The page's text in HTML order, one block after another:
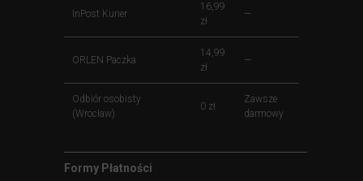
InPost Kurier
16,99
zł
—
ORLEN Paczka
14,99
zł
—
Odbiór osobisty
(Wrocław)
0 zł
Zawsze
darmowy
Formy Płatności